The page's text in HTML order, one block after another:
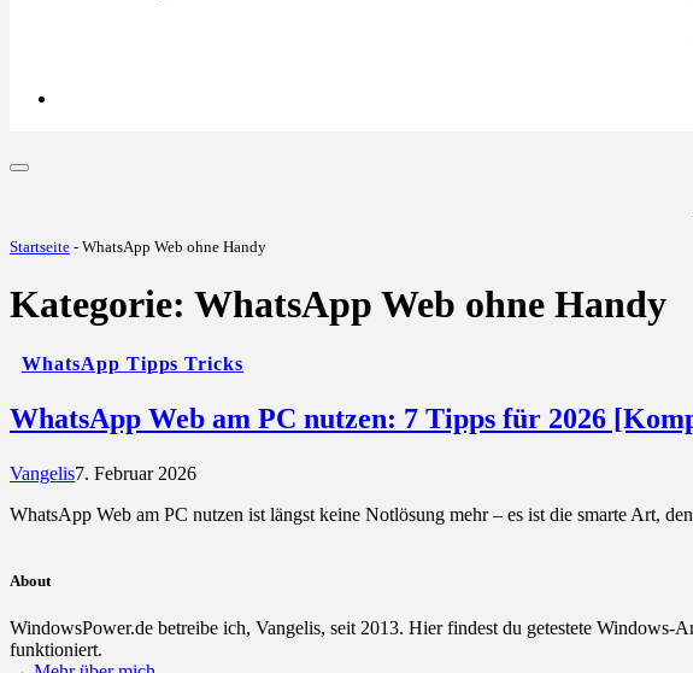
Startseite - WhatsApp Web ohne Handy
Kategorie: WhatsApp Web ohne Handy
WhatsApp Tipps Tricks
WhatsApp Web am PC nutzen: 7 Tipps für 2026
Vangelis7. Februar 2026
WhatsApp Web am PC nutzen ist längst keine Notlösung mehr – es ist die smarte Art,
About
WindowsPower.de betreibe ich, Vangelis, seit 2013. Hier findest du getestete
funktioniert.